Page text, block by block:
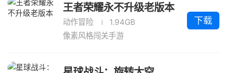
王者荣耀永不升级老版本
动作冒险
1.94GB
像素风格闯关手游
下载